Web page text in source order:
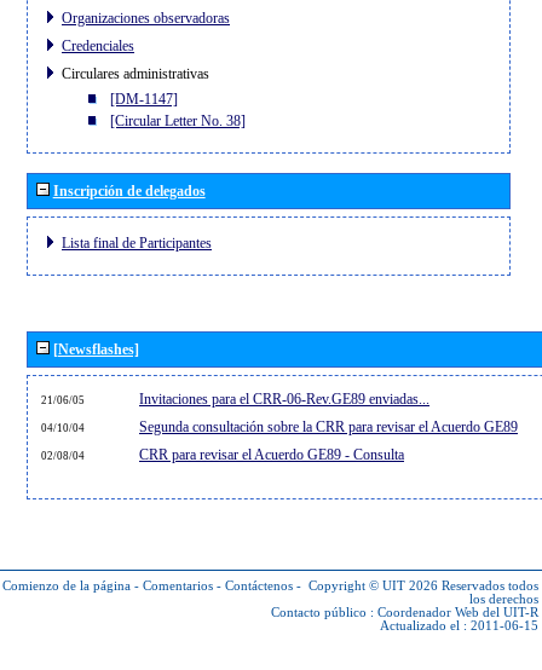
Organizaciones observadoras
Credenciales
Circulares administrativas
[DM-1147]
[Circular Letter No. 38]
Inscripción de delegados
Lista final de Participantes
[Newsflashes]
21/06/05 Invitaciones para el CRR-06-Rev.GE89 enviadas...
04/10/04 Segunda consultación sobre la CRR para revisar el Acuerdo GE89
02/08/04 CRR para revisar el Acuerdo GE89 - Consulta
Comienzo de la página - Comentarios - Contáctenos - Copyright © UIT 2026 Reservados todos
los derechos
Contacto público : Coordenador Web del UIT-R
Actualizado el : 2011-06-15